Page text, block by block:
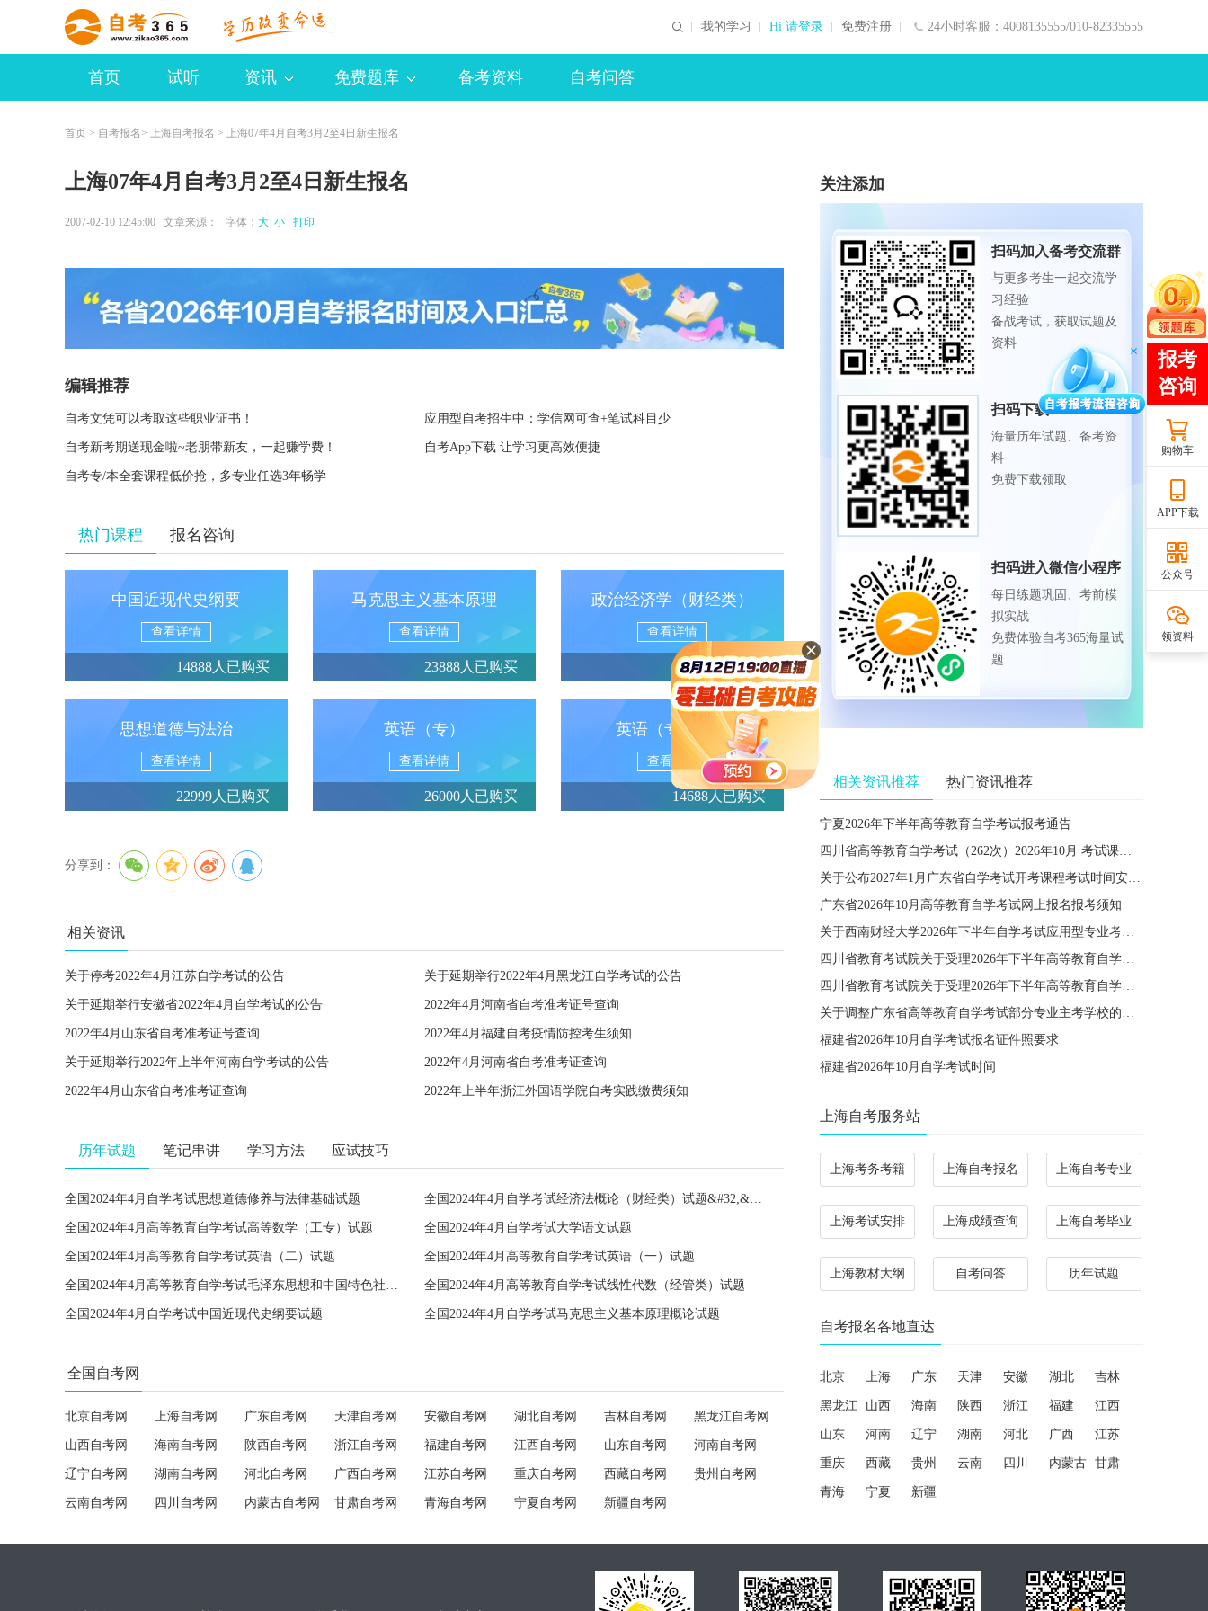
24小时客服：4008135555/010-82335555
我的学习 Hi 请登录 免费注册
首页 试听 资讯 免费题库 备考资料 自考问答
首页 > 自考报名 > 上海自考报名 > 上海07年4月自考3月2至4日新生报名
上海07年4月自考3月2至4日新生报名
2007-02-10 12:45:00 文章来源： 字体： 大 小 打印
编辑推荐
自考文凭可以考取这些职业证书！ 应用型自考招生中：学信网可查+笔试科目少
自考新考期送现金啦~老朋带新友，一起赚学费！ 自考App下载 让学习更高效便捷
自考专/本全套课程低价抢，多专业任选3年畅学
热门课程 报名咨询
中国近现代史纲要
查看详情
14888人已购买
马克思主义基本原理
查看详情
23888人已购买
政治经济学（财经类）
查看详情
13950人已购买
思想道德与法治
查看详情
22999人已购买
英语（专）
查看详情
26000人已购买
英语（专升本）
查看详情
14688人已购买
分享到：
相关资讯
关于停考2022年4月江苏自学考试的公告 关于延期举行2022年4月黑龙江自学考试的公告
关于延期举行安徽省2022年4月自学考试的公告 2022年4月河南省自考准考证号查询
2022年4月山东省自考准考证号查询 2022年4月福建自考疫情防控考生须知
关于延期举行2022年上半年河南自学考试的公告 2022年4月河南省自考准考证查询
2022年4月山东省自考准考证查询 2022年上半年浙江外国语学院自考实践缴费须知
历年试题 笔记串讲 学习方法 应试技巧
全国2024年4月自学考试思想道德修养与法律基础试题 全国2024年4月自学考试经济法概论（财经类）试题&#32;&#32;
全国2024年4月高等教育自学考试高等数学（工专）试题 全国2024年4月自学考试大学语文试题
全国2024年4月高等教育自学考试英语（二）试题 全国2024年4月高等教育自学考试英语（一）试题
全国2024年4月高等教育自学考试毛泽东思想和中国特色社会主义理论体系概论试题 全国2024年4月高等教育自学考试线性代数（经管类）试题
全国2024年4月自学考试中国近现代史纲要试题 全国2024年4月自学考试马克思主义基本原理概论试题
全国自考网
北京自考网 上海自考网 广东自考网 天津自考网 安徽自考网 湖北自考网 吉林自考网 黑龙江自考网
山西自考网 海南自考网 陕西自考网 浙江自考网 福建自考网 江西自考网 山东自考网 河南自考网
辽宁自考网 湖南自考网 河北自考网 广西自考网 江苏自考网 重庆自考网 西藏自考网 贵州自考网
云南自考网 四川自考网 内蒙古自考网 甘肃自考网 青海自考网 宁夏自考网 新疆自考网
关注添加
扫码加入备考交流群
与更多考生一起交流学
习经验
备战考试，获取试题及
资料
扫码下载APP
海量历年试题、备考资
料
免费下载领取
扫码进入微信小程序
每日练题巩固、考前模
拟实战
免费体验自考365海量试
题
相关资讯推荐 热门资讯推荐
宁夏2026年下半年高等教育自学考试报考通告
四川省高等教育自学考试（262次）2026年10月 考试课程简表
关于公布2027年1月广东省自学考试开考课程考试时间安排和使用教材的通知
广东省2026年10月高等教育自学考试网上报名报考须知
关于西南财经大学2026年下半年自学考试应用型专业考籍更改办理的通知
四川省教育考试院关于受理2026年下半年高等教育自学考试省际转考申请的通告
四川省教育考试院关于受理2026年下半年高等教育自学考试考籍更改申请的通告
关于调整广东省高等教育自学考试部分专业主考学校的通知
福建省2026年10月自学考试报名证件照要求
福建省2026年10月自学考试时间
上海自考服务站
上海考务考籍 上海自考报名 上海自考专业
上海考试安排 上海成绩查询 上海自考毕业
上海教材大纲 自考问答 历年试题
自考报名各地直达
北京 上海 广东 天津 安徽 湖北 吉林
黑龙江 山西 海南 陕西 浙江 福建 江西
山东 河南 辽宁 湖南 河北 广西 江苏
重庆 西藏 贵州 云南 四川 内蒙古 甘肃
青海 宁夏 新疆
购物车
APP下载
公众号
领资料